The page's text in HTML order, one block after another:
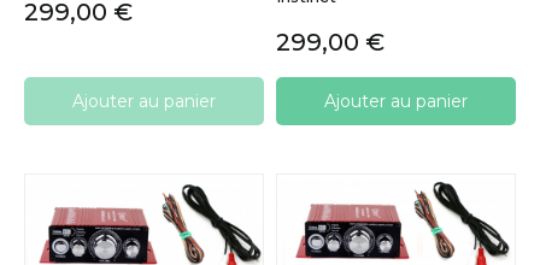
Prix
299,00 €
Ajouter au panier
Prix
299,00 €
Ajouter au panier